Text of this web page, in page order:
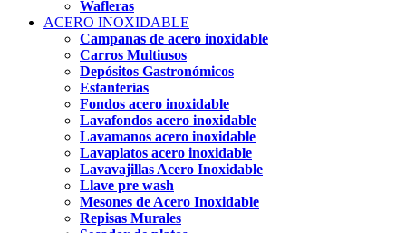
Wafleras
ACERO INOXIDABLE
Campanas de acero inoxidable
Carros Multiusos
Depósitos Gastronómicos
Estanterías
Fondos acero inoxidable
Lavafondos acero inoxidable
Lavamanos acero inoxidable
Lavaplatos acero inoxidable
Lavavajillas Acero Inoxidable
Llave pre wash
Mesones de Acero Inoxidable
Repisas Murales